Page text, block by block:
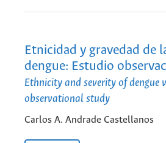
Etnicidad y gravedad de
dengue: Estudio
Ethnicity and severity of dengue
observational study
Carlos A. Andrade Castellanos